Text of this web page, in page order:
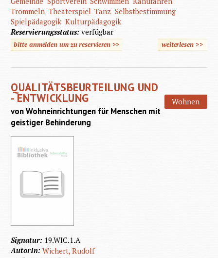
Trommeln Theaterspiel Tanz Selbstbestimmung
Spielpädagogik Kulturpädagogik
Reservierungsstatus:verfügbar
bitte anmelden um zu reservieren >> weiterlesen>>
QUALITÄTSBEURTEILUNG UND
- ENTWICKLUNG Wohnen
von Wohneinrichtungen für Menschen mit
geistiger Behinderung
Signatur: 19.WIC.1.A
AutorIn:Wichert, Rudolf